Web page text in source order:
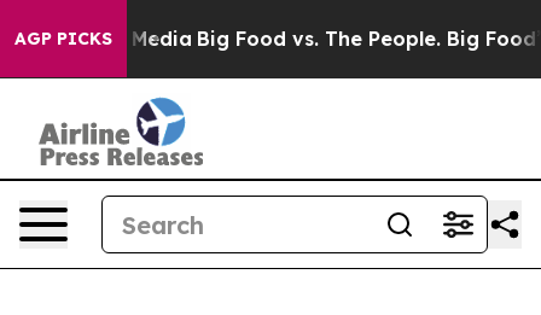
AGP PICKS
Social Media Big Food vs. The People. Big Food’s